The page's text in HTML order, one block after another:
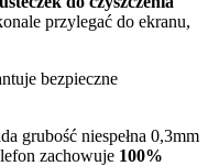
przylegać do ekranu,
bezpieczne
grubość niespełna 0,3mm
zachowuje 100%